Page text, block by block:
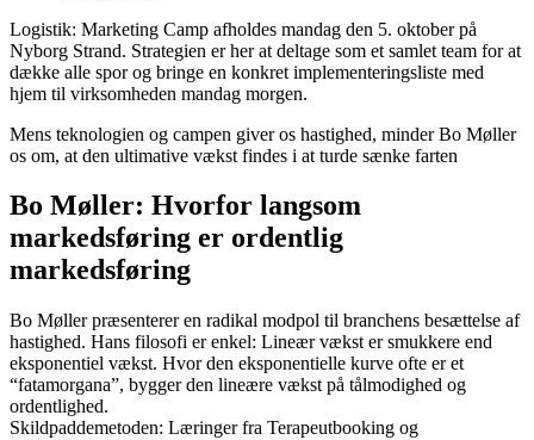
Logistik: Marketing Camp afholdes mandag den 5. oktober på
Nyborg Strand. Strategien er her at deltage som et samlet team for at
dække alle spor og bringe en konkret implementeringsliste med
hjem til virksomheden mandag morgen.
Mens teknologien og campen giver os hastighed, minder Bo Møller
os om, at den ultimative vækst findes i at turde sænke farten
Bo Møller: Hvorfor langsom
markedsføring er ordentlig
markedsføring
Bo Møller præsenterer en radikal modpol til branchens besættelse af
hastighed. Hans filosofi er enkel: Lineær vækst er smukkere end
eksponentiel vækst. Hvor den eksponentielle kurve ofte er et
“fatamorgana”, bygger den lineære vækst på tålmodighed og
ordentlighed.
Skildpaddemetoden: Læringer fra Terapeutbooking og